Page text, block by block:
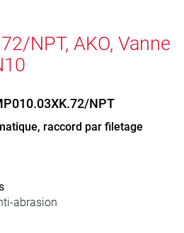
NPT, AKO, Vanne
NPT
raccord par filetage
abrasion